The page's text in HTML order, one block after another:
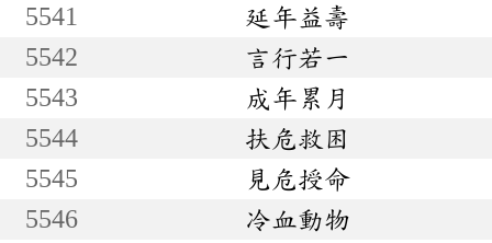
5541
延年益壽
5542
言行若一
5543
成年累月
5544
扶危救困
5545
見危授命
5546
冷血動物